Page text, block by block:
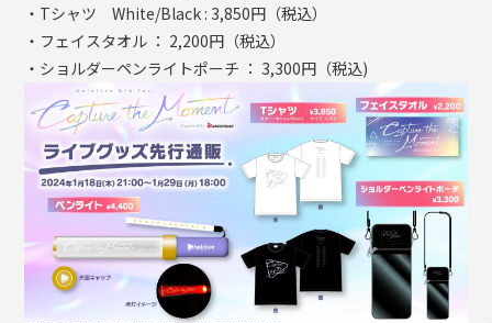
・Tシャツ White/Black : 3,850円（税込）
・フェイスタオル ： 2,200円（税込）
・ショルダーペンライトポーチ ： 3,300円（税込)